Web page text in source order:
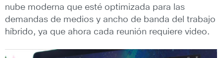
nube moderna que esté optimizada para las
demandas de medios y ancho de banda del trabajo
híbrido, ya que ahora cada reunión requiere video.